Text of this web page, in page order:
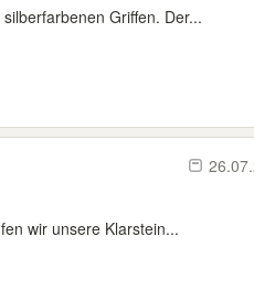
Griffen. Der...
wir unsere Klarstein...